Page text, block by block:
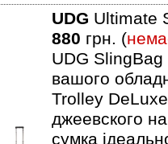
UDG Ultimate
880 грн. (
UDG SlingBag
вашого
Trolley DeLuxe
джеевского
сумка